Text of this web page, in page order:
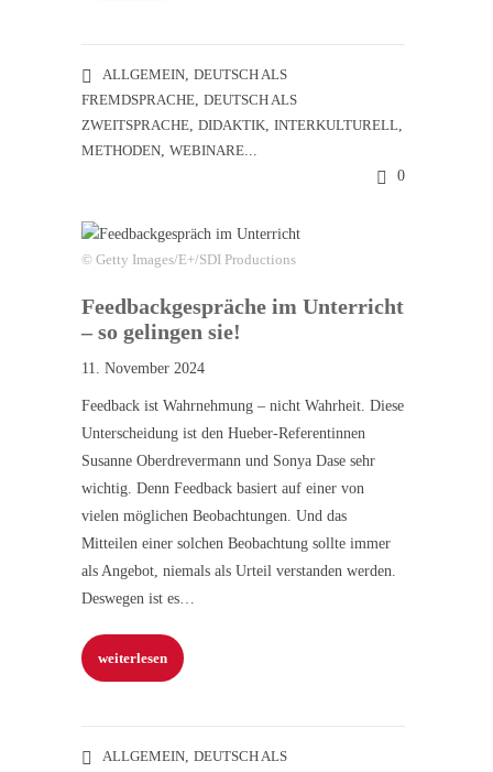
ALLGEMEIN, DEUTSCH ALS
FREMDSPRACHE, DEUTSCH ALS
ZWEITSPRACHE, DIDAKTIK, INTERKULTURELL,
METHODEN, WEBINARE...
0
© Getty Images/E+/SDI Productions
Feedbackgespräche im Unterricht
– so gelingen sie!
11. November 2024
Feedback ist Wahrnehmung – nicht Wahrheit. Diese
Unterscheidung ist den Hueber-Referentinnen
Susanne Oberdrevermann und Sonya Dase sehr
wichtig. Denn Feedback basiert auf einer von
vielen möglichen Beobachtungen. Und das
Mitteilen einer solchen Beobachtung sollte immer
als Angebot, niemals als Urteil verstanden werden.
Deswegen ist es…
weiterlesen
ALLGEMEIN, DEUTSCH ALS